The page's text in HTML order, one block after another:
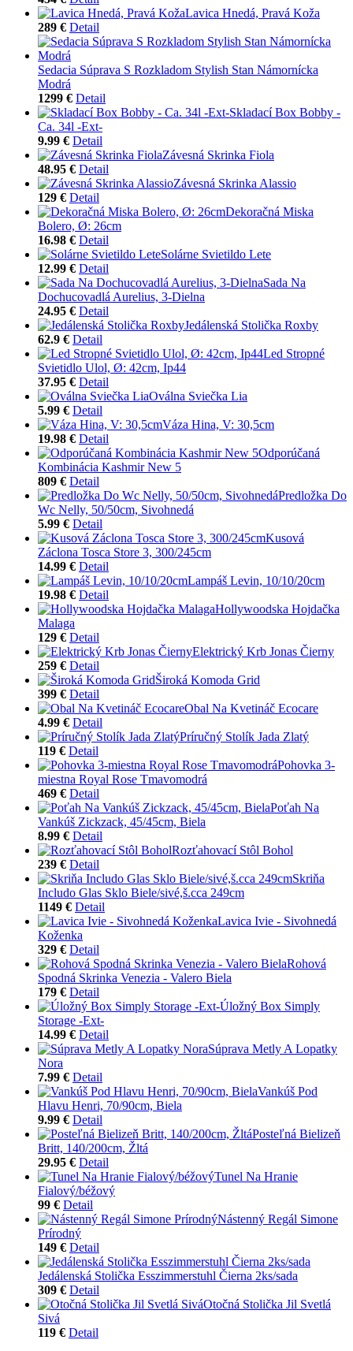
Lavica Hnedá, Pravá Koža
289 € Detail
Sedacia Súprava S Rozkladom Stylish Stan Námornícka
Modrá
1299 € Detail
Skladací Box Bobby -
Ca. 34l -Ext-
9.99 € Detail
Závesná Skrinka Fiola
48.95 € Detail
Závesná Skrinka Alassio
129 € Detail
Dekoračná Miska
Bolero, Ø: 26cm
16.98 € Detail
Solárne Svietildo Lete
12.99 € Detail
Sada Na
Dochucovadlá Aurelius, 3-Dielna
24.95 € Detail
Jedálenská Stolička Roxby
62.9 € Detail
Led Stropné
Svietidlo Ulol, Ø: 42cm, Ip44
37.95 € Detail
Oválna Sviečka Lia
5.99 € Detail
Váza Hina, V: 30,5cm
19.98 € Detail
Odporúčaná
Kombinácia Kashmir New 5
809 € Detail
Predložka Do
Wc Nelly, 50/50cm, Sivohnedá
5.99 € Detail
Kusová
Záclona Tosca Store 3, 300/245cm
14.99 € Detail
Lampáš Levin, 10/10/20cm
19.98 € Detail
Hollywoodska Hojdačka
Malaga
129 € Detail
Elektrický Krb Jonas Čierny
259 € Detail
Široká Komoda Grid
399 € Detail
Obal Na Kvetináč Ecocare
4.99 € Detail
Príručný Stolík Jada Zlatý
119 € Detail
Pohovka 3-
miestna Royal Rose Tmavomodrá
469 € Detail
Poťah Na
Vankúš Zickzack, 45/45cm, Biela
8.99 € Detail
Rozťahovací Stôl Bohol
239 € Detail
Skriňa
Includo Glas Sklo Biele/sivé,š.cca 249cm
1149 € Detail
Lavica Ivie - Sivohnedá
Koženka
329 € Detail
Rohová
Spodná Skrinka Venezia - Valero Biela
179 € Detail
Úložný Box Simply
Storage -Ext-
14.99 € Detail
Súprava Metly A Lopatky
Nora
7.99 € Detail
Vankúš Pod
Hlavu Henri, 70/90cm, Biela
9.99 € Detail
Posteľná Bielizeň
Britt, 140/200cm, Žltá
29.95 € Detail
Tunel Na Hranie
Fialový/béžový
99 € Detail
Nástenný Regál Simone
Prírodný
149 € Detail
Jedálenská Stolička Esszimmerstuhl Čierna 2ks/sada
309 € Detail
Otočná Stolička Jil Svetlá
Sivá
119 € Detail